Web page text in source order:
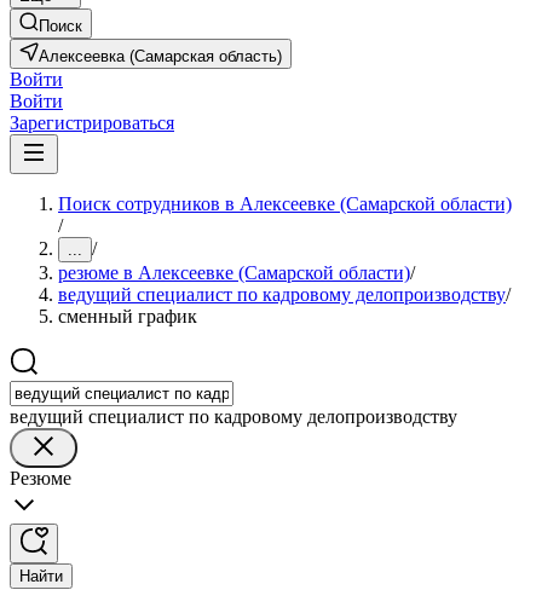
Поиск
Алексеевка (Самарская область)
Войти
Войти
Зарегистрироваться
Поиск сотрудников в Алексеевке (Самарской области)
/
... /
резюме в Алексеевке (Самарской области)/
ведущий специалист по кадровому делопроизводству/
сменный график
ведущий специалист по кадровому делопроизводству
Резюме
Найти